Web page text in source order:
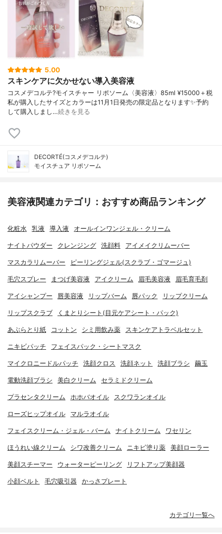
5.00
スキンケアに欠かせない導入美容液
コスメデコルテ?モイスチャー リポソーム〈美容液〉85ml ¥15000＋税
私が購入したサイズとカラーは11月1日発売の限定品となります✨予約
して購入しまし…続きを見る
DECORTÉ(コスメデコルテ)
モイスチュア リポソーム
美容液関連カテゴリ：おすすめ商品ランキング
化粧水 乳液 導入液 オールインワンジェル・クリーム
ナイトパウダー クレンジング 洗顔料 アイメイクリムーバー
マスカラリムーバー ピーリングジェル(スクラブ・ゴマージュ)
毛穴スプレー まつげ美容液 アイクリーム 眉毛美容液 眉毛育毛剤
アイシャンプー 唇美容液 リップバーム 唇パック リップクリーム
リップスクラブ くまとりシート(目元ケアシート・パック)
あぶらとり紙 コットン シミ用飲み薬 スキンケアトラベルセット
ニキビパッチ フェイスパック・シートマスク
マイクロニードルパッチ 洗顔クロス 洗顔ネット 洗顔ブラシ 繭玉
電動洗顔ブラシ 美白クリーム セラミドクリーム
プラセンタクリーム ホホバオイル スクワランオイル
ローズヒップオイル マルラオイル
フェイスクリーム・ジェル・バーム ナイトクリーム ワセリン
ほうれい線クリーム シワ改善クリーム ニキビ塗り薬 美顔ローラー
美顔スチーマー ウォーターピーリング リフトアップ美顔器
小顔ベルト 毛穴吸引器 かっさプレート
カテゴリ一覧へ